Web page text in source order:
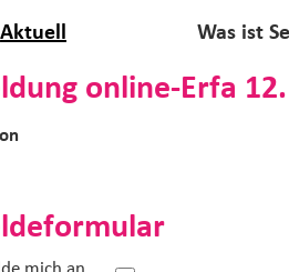
Aktuell Was ist
online-Erfa